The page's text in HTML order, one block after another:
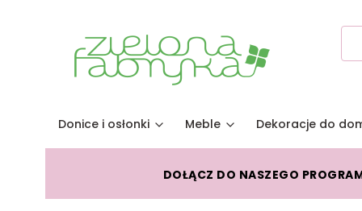
Donice i osłonki Meble Dekoracje do
DOŁĄCZ DO NASZEGO